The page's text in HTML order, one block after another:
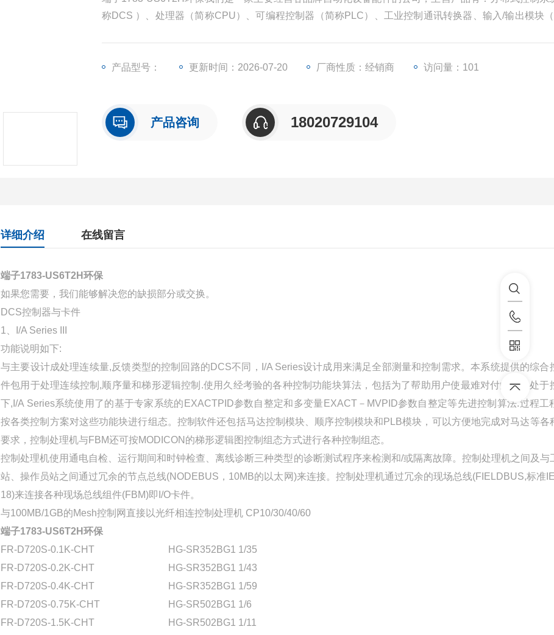
称DCS ）、处理器（简称CPU）、可编程控制器（简称PLC）、工业控制通讯转换器、输入/输出模块
产品型号： 更新时间：2026-07-20 厂商性质：经销商 访问量：101
产品咨询 18020729104
详细介绍 在线留言
端子1783-US6T2H环保
如果您需要，我们能够解决您的缺损部分或交换。
DCS控制器与卡件
1、I/A Series III
功能说明如下:
与主要设计成处理连续量,反馈类型的控制回路的DCS不同，I/A Series设计成用来满足全部测量和控制需求。本系统提供的综合
件包用于处理连续控制,顺序量和梯形逻辑控制.使用久经考验的各种控制功能块算法，包括为了帮助用户使最难对付的回路处于
下,I/A Series系统使用了的基于专家系统的EXACTPID参数自整定和多变量EXACT－MVPID参数自整定等先进控制算法.过程工
按各类控制方案对这些功能块进行组态。控制软件还包括马达控制模块、顺序控制模块和PLB模块，可以方便地完成对马达等各
要求，控制处理机与FBM还可按MODICON的梯形逻辑图控制组态方式进行各种控制组态。
控制处理机使用通电自检、运行期间和时钟检查、离线诊断三种类型的诊断测试程序来检测和/或隔离故障。控制处理机之间及与
站、操作员站之间通过冗余的节点总线(NODEBUS，10MB的以太网)来连接。控制处理机通过冗余的现场总线(FIELDBUS,标准
18)来连接各种现场总线组件(FBM)即I/O卡件。
与100MB/1GB的Mesh控制网直接以光纤相连控制处理机 CP10/30/40/60
端子1783-US6T2H环保
FR-D720S-0.1K-CHT
HG-SR352BG1 1/35
FR-D720S-0.2K-CHT
HG-SR352BG1 1/43
FR-D720S-0.4K-CHT
HG-SR352BG1 1/59
FR-D720S-0.75K-CHT
HG-SR502BG1 1/6
FR-D720S-1.5K-CHT
HG-SR502BG1 1/11